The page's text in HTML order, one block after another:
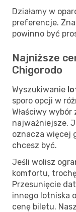
Działamy w
preferencje.
powinno być
Najniższe
Chigorodo
Wyszukiwanie
sporo opcji w
Właściwy
najważniejsze.
oznacza więcej
chcesz być.
Jeśli wolisz
komfortu,
Przesunięcie
innego lotniska
cenę biletu.